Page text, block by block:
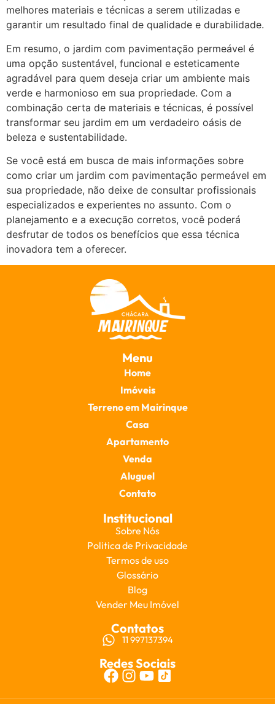
melhores materiais e técnicas a serem utilizadas e
garantir um resultado final de qualidade e durabilidade.
Em resumo, o jardim com pavimentação permeável é
uma opção sustentável, funcional e esteticamente
agradável para quem deseja criar um ambiente mais
verde e harmonioso em sua propriedade. Com a
combinação certa de materiais e técnicas, é possível
transformar seu jardim em um verdadeiro oásis de
beleza e sustentabilidade.
Se você está em busca de mais informações sobre
como criar um jardim com pavimentação permeável em
sua propriedade, não deixe de consultar profissionais
especializados e experientes no assunto. Com o
planejamento e a execução corretos, você poderá
desfrutar de todos os benefícios que essa técnica
inovadora tem a oferecer.
Menu
Home
Imóveis
Terreno em Mairinque
Casa
Apartamento
Venda
Aluguel
Contato
Institucional
Sobre Nós
Politica de Privacidade
Termos de uso
Glossário
Blog
Vender Meu Imóvel
Contatos
11 997137394
Redes Sociais